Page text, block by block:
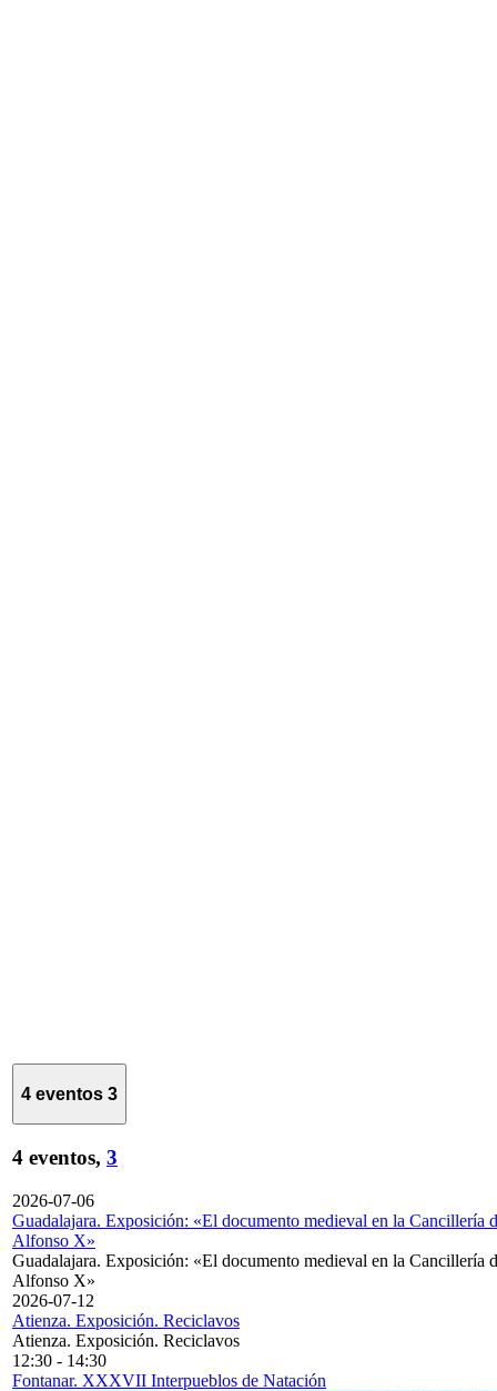
4 eventos 3
4 eventos, 3
2026-07-06
Guadalajara. Exposición: «El documento medieval en la Cancillería
Alfonso X»
Guadalajara. Exposición: «El documento medieval en la Cancillería
Alfonso X»
2026-07-12
Atienza. Exposición. Reciclavos
Atienza. Exposición. Reciclavos
12:30 - 14:30
Fontanar. XXXVII Interpueblos de Natación